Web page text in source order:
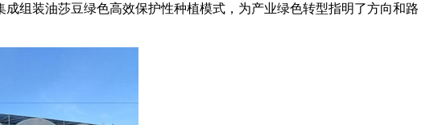
组装油莎豆绿色高效保护性种植模式，为产业绿色转型指明了方向和路